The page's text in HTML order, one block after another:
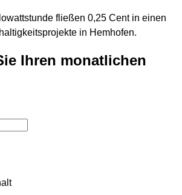
fließen 0,25 Cent in einen
in Hemhofen.
Ihren monatlichen